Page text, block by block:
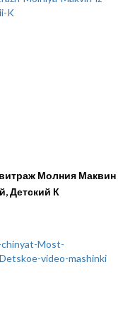
Молния Маквин
детей, Детский К